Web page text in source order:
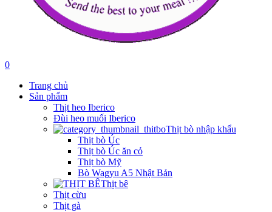
0
Trang chủ
Sản phẩm
Thịt heo Iberico
Đùi heo muối Iberico
Thịt bò nhập khẩu
Thịt bò Úc
Thịt bò Úc ăn cỏ
Thịt bò Mỹ
Bò Wagyu A5 Nhật Bản
Thịt bê
Thịt cừu
Thịt gà